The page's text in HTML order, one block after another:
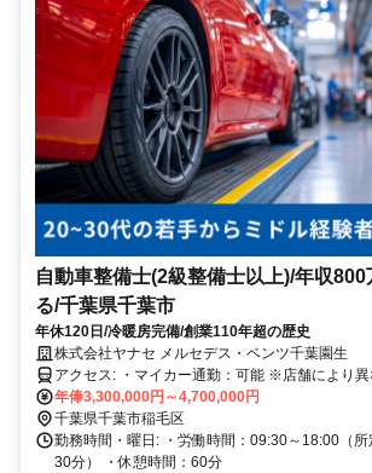
自動車整備士(2級整備士以上)/年収
る/千葉県千葉市
年休120日/冷暖房完備/創業110年超の歴史
株式会社ヤナセ メルセデス・ベンツ千葉園生
アクセス: ・マイカー通勤：可能 ※店舗により
年俸3,300,000円～4,700,000円
千葉県千葉市稲毛区
勤務時間・曜日: ・労働時間：09:30～18:00（
30分） ・休憩時間：60分